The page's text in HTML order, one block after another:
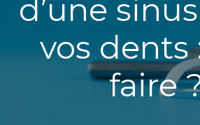
d’une
vos dents
faire